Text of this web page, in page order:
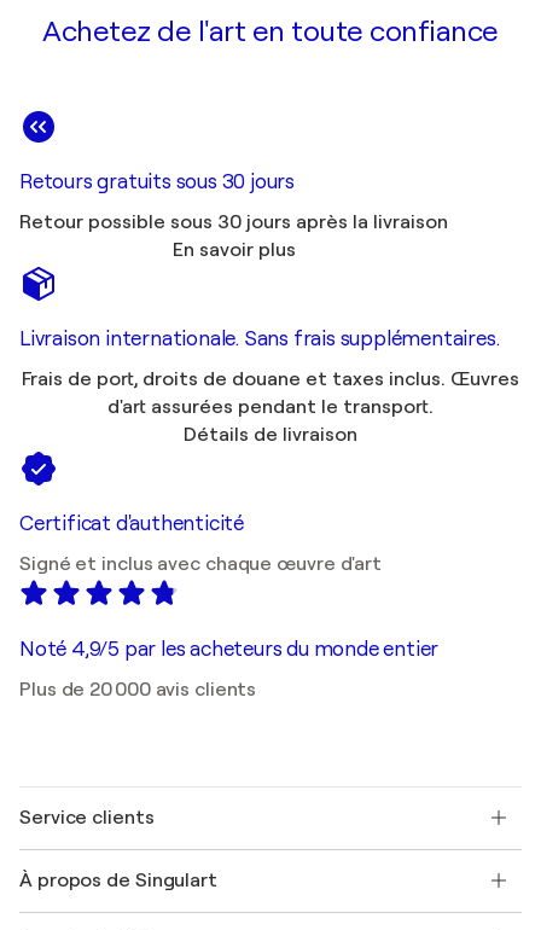
Achetez de l'art en toute confiance
Retours gratuits sous 30 jours
Retour possible sous 30 jours après la livraison
En savoir plus
Livraison internationale. Sans frais supplémentaires.
Frais de port, droits de douane et taxes inclus. Œuvres
d'art assurées pendant le transport.
Détails de livraison
Certificat d'authenticité
Signé et inclus avec chaque œuvre d'art
Noté 4,9/5 par les acheteurs du monde entier
Plus de 20 000 avis clients
Service clients
Expédition
À propos de Singulart